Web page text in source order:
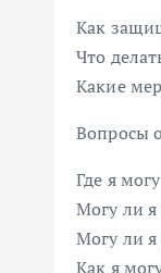
Как
Что
Какие
Вопросы
Где я
Могу ли я
Могу ли
Как я